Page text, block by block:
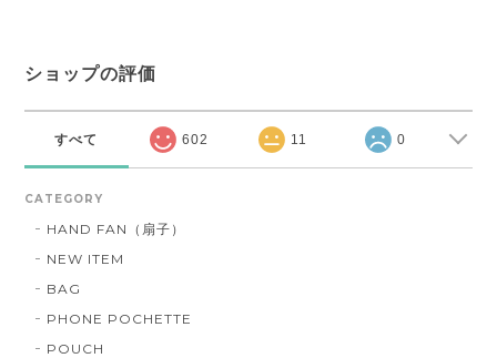
ショップの評価
すべて 602 11 0
CATEGORY
HAND FAN（扇子）
NEW ITEM
BAG
PHONE POCHETTE
POUCH